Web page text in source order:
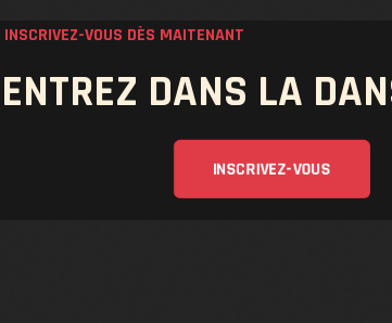
INSCRIVEZ-VOUS DÈS MAITENANT
ENTREZ DANS LA
INSCRIVEZ-VOUS